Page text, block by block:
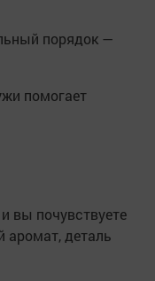
порядок —
помогает
вы почувствуете
аромат, деталь